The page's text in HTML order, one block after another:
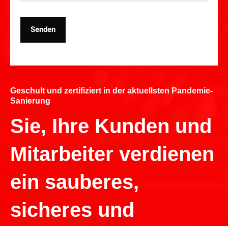
Senden
Geschult und zertifiziert in der aktuellsten Pandemie-
Sanierung
Sie, Ihre Kunden und
Mitarbeiter verdienen
ein sauberes,
sicheres und